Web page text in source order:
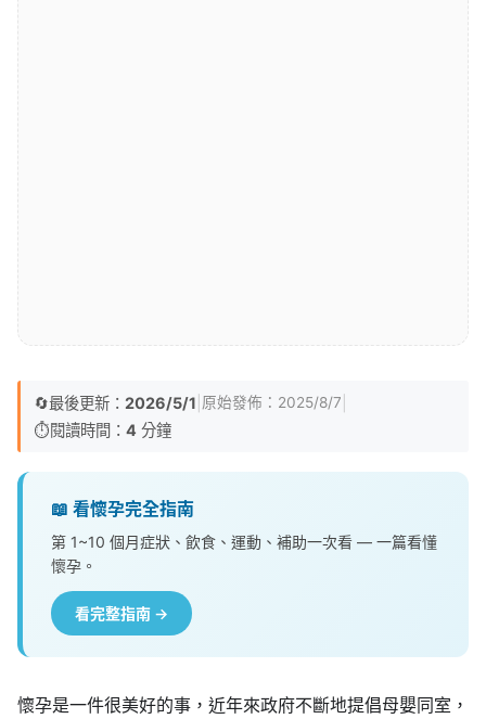
🔄最後更新： 2026/5/1 原始發佈： 2025/8/7
⏱️閱讀時間： 4 分鐘
📖 看懷孕完全指南
第 1~10 個月症狀、飲食、運動、補助一次看 — 一篇看懂
懷孕。
看完整指南 →
懷孕是一件很美好的事，近年來政府不斷地提倡母嬰同室，